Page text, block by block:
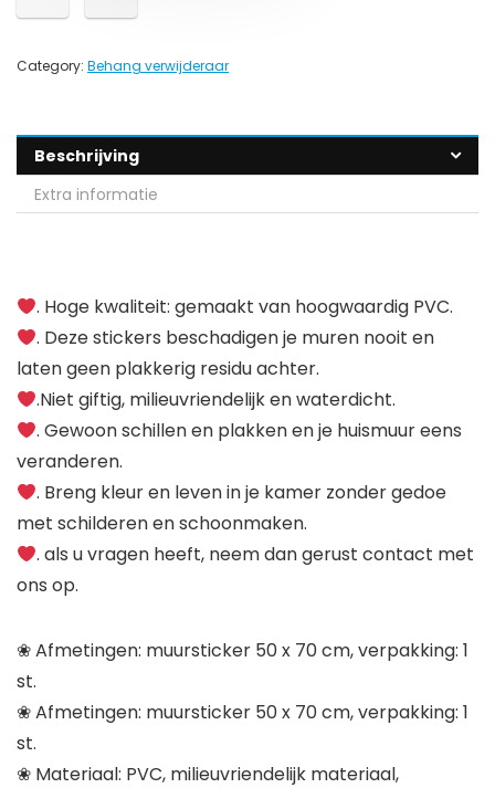
Category: Behang verwijderaar
Beschrijving
Extra informatie
. Hoge kwaliteit: gemaakt van hoogwaardig PVC.
. Deze stickers beschadigen je muren nooit en
laten geen plakkerig residu achter.
.Niet giftig, milieuvriendelijk en waterdicht.
. Gewoon schillen en plakken en je huismuur eens
veranderen.
. Breng kleur en leven in je kamer zonder gedoe
met schilderen en schoonmaken.
. als u vragen heeft, neem dan gerust contact met
ons op.
❀ Afmetingen: muursticker 50 x 70 cm, verpakking: 1
st.
❀ Afmetingen: muursticker 50 x 70 cm, verpakking: 1
st.
❀ Materiaal: PVC, milieuvriendelijk materiaal,